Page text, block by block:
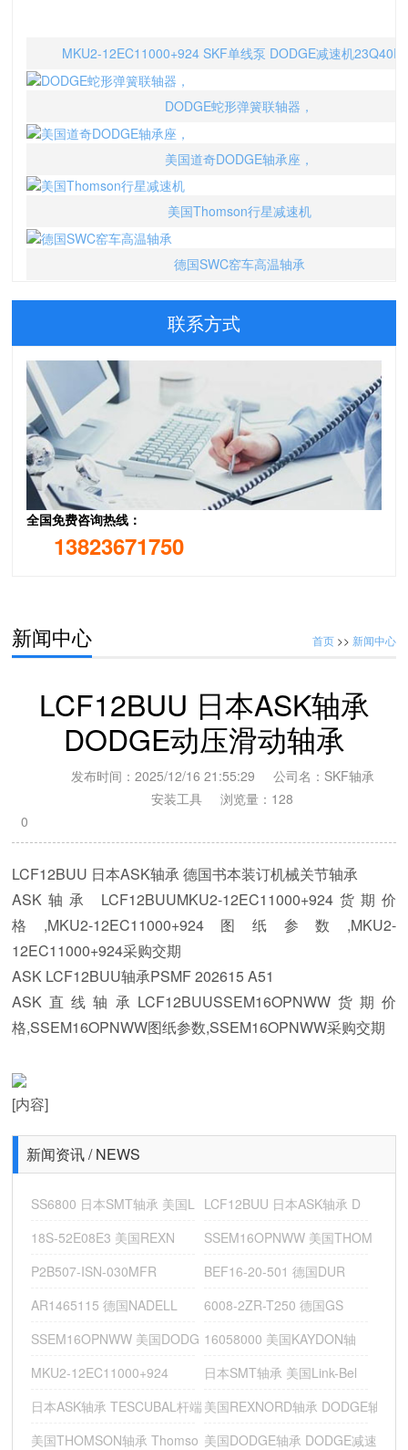
MKU2-12EC11000+924 SKF单线泵 DODGE减速机
DODGE蛇形弹簧联轴器，
美国道奇DODGE轴承座，
美国Thomson行星减速机
德国SWC窑车高温轴承
美国Lee支撑导轨
16058000 美国KAYDON轴承 39325001 美国汤姆森Thomson物料
MKU2-12EC11000+924 SKF单线泵 DODGE减速机
DODGE蛇形弹簧联轴器，
美国道奇DODGE轴承座，
美国Lee支撑导轨
联系方式
全国免费咨询热线：
13823671750
首页>> 新闻中心
新闻中心
LCF12BUU 日本ASK轴承
DODGE动压滑动轴承
发布时间：2025/12/16 21:55:29 公司名：SKF轴承
安装工具 浏览量： 128
0
LCF12BUU 日本ASK轴承 德国书本装订机械关节轴承
ASK轴承 LCF12BUUMKU2-12EC11000+924货期价
格,MKU2-12EC11000+924图纸参数,MKU2-
12EC11000+924采购交期
ASK LCF12BUU轴承PSMF 202615 A51
ASK直线轴承LCF12BUUSSEM16OPNWW货期价
格,SSEM16OPNWW图纸参数,SSEM16OPNWW采购交期
[内容]
新闻资讯 / NEWS
SS6800 日本SMT轴承 美国L LCF12BUU 日本ASK轴承 D
18S-52E08E3 美国REXN
SSEM16OPNWW 美国THOM
P2B507-ISN-030MFR
BEF16-20-501 德国DUR
AR1465115 德国NADELL
6008-2ZR-T250 德国GS
SSEM16OPNWW 美国DODG 16058000 美国KAYDON轴
MKU2-12EC11000+924
日本SMT轴承 美国Link-Bel
日本ASK轴承 TESCUBAL杆端 美国REXNORD轴承 DODGE轴
美国THOMSON轴承 Thomso 美国DODGE轴承 DODGE减速机